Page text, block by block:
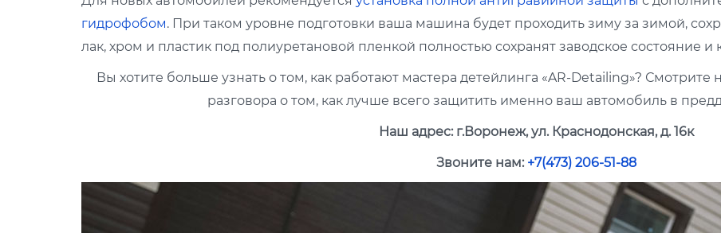
гидрофобом. При таком уровне подготовки ваша машина будет проходить зиму за зимой,
лак, хром и пластик под полиуретановой пленкой полностью сохранят заводское состояние
Вы хотите больше узнать о том, как работают мастера детейлинга «AR-Detailing»?
разговора о том, как лучше всего защитить именно ваш автомобиль в
Наш адрес: г.Воронеж, ул. Краснодонская, д. 16к
Звоните нам: +7(473) 206-51-88